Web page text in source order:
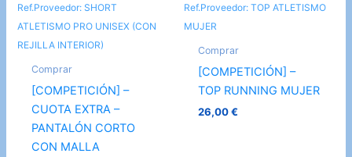
Ref.Proveedor: SHORT
ATLETISMO PRO UNISEX (CON
REJILLA INTERIOR)
Comprar
[COMPETICIÓN] –
CUOTA EXTRA –
PANTALÓN CORTO
CON MALLA
Ref.Proveedor: TOP ATLETISMO
MUJER
Comprar
[COMPETICIÓN] –
TOP RUNNING MUJER
26,00€